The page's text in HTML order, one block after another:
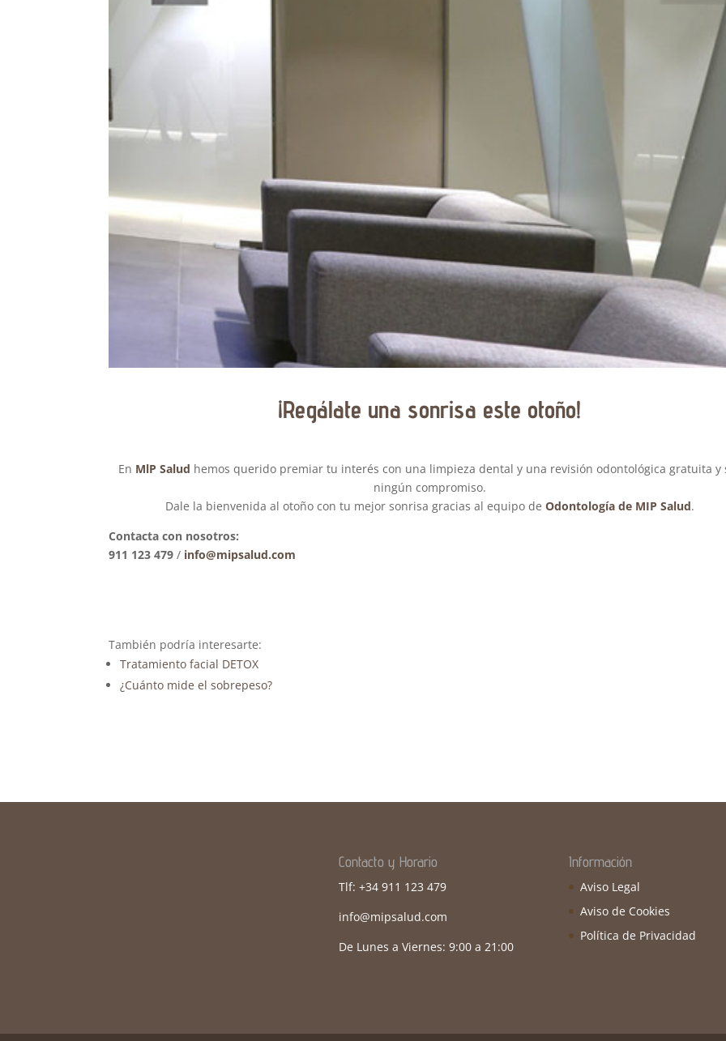
¡Regálate una sonrisa este otoño!
En MlP Salud hemos querido premiar tu interés con una limpieza dental y una revisión odontológica gratuita y
ningún compromiso.
Dale la bienvenida al otoño con tu mejor sonrisa gracias al equipo de Odontología de MIP Salud.
Contacta con nosotros:
911 123 479 / info@mipsalud.com
También podría interesarte:
Tratamiento facial DETOX
¿Cuánto mide el sobrepeso?
Contacto y Horario
Tlf: +34 911 123 479
info@mipsalud.com
De Lunes a Viernes: 9:00 a 21:00
Información
Aviso Legal
Aviso de Cookies
Política de Privacidad